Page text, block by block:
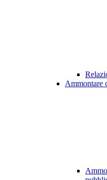
Ammontare